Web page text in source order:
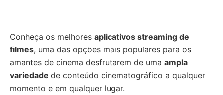
Conheça os melhores aplicativos streaming de
filmes, uma das opções mais populares para os
amantes de cinema desfrutarem de uma ampla
variedade de conteúdo cinematográfico a qualquer
momento e em qualquer lugar.